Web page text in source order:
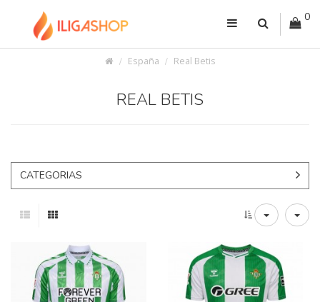
0
España Real Betis
REAL BETIS
CATEGORIAS